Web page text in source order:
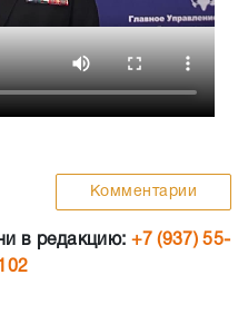
Комментарии
в редакцию: +7 (937) 55-